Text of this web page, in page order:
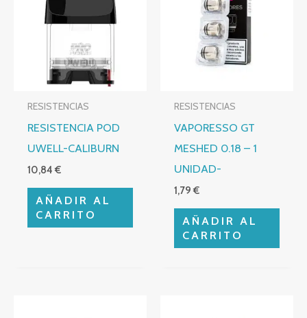
RESISTENCIAS
RESISTENCIA POD
UWELL-CALIBURN
10,84€
AÑADIR AL
CARRITO
RESISTENCIAS
VAPORESSO GT
MESHED 0.18 – 1
UNIDAD-
1,79€
AÑADIR AL
CARRITO